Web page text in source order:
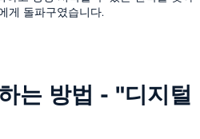
게 돌파구였습니다.
는 방법 - "디지털